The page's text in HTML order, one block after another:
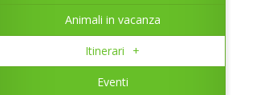
Animali in vacanza
Itinerari +
Eventi